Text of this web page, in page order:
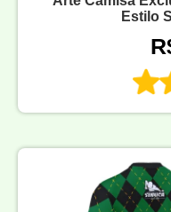
Estilo